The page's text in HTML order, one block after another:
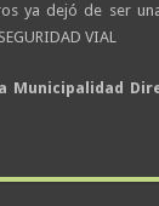
ya dejó de ser
VIAL
Municipalidad